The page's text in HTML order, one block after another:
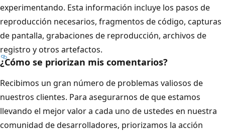
experimentando. Esta información incluye los pasos de
reproducción necesarios, fragmentos de código, capturas
de pantalla, grabaciones de reproducción, archivos de
registro y otros artefactos.
¿Cómo se priorizan mis comentarios?
Recibimos un gran número de problemas valiosos de
nuestros clientes. Para asegurarnos de que estamos
llevando el mejor valor a cada uno de ustedes en nuestra
comunidad de desarrolladores, priorizamos la acción